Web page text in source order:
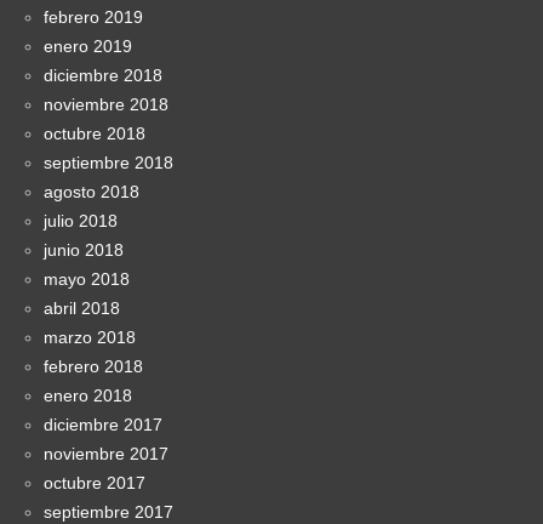
febrero 2019
enero 2019
diciembre 2018
noviembre 2018
octubre 2018
septiembre 2018
agosto 2018
julio 2018
junio 2018
mayo 2018
abril 2018
marzo 2018
febrero 2018
enero 2018
diciembre 2017
noviembre 2017
octubre 2017
septiembre 2017